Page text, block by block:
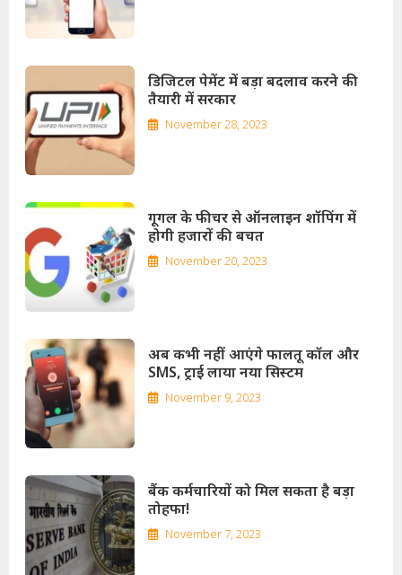
डिजिटल पेमेंट में बड़ा बदलाव करने की
तैयारी में सरकार
November 28, 2023
गूगल के फीचर से ऑनलाइन शॉपिंग में
होगी हजारों की बचत
November 20, 2023
अब कभी नहीं आएंगे फालतू कॉल और
SMS, ट्राई लाया नया सिस्टम
November 9, 2023
बैंक कर्मचारियों को मिल सकता है बड़ा
तोहफा!
November 7, 2023